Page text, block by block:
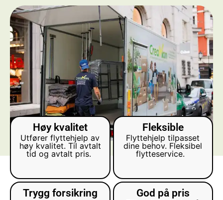
Høy kvalitet
Utfører flyttehjelp av
høy kvalitet. Til avtalt
tid og avtalt pris.
Fleksible
Flyttehjelp tilpasset
dine behov. Fleksibel
flytteservice.
Trygg forsikring God på pris